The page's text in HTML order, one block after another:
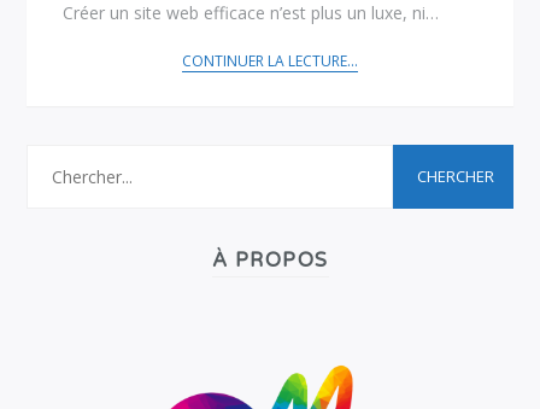
Créer un site web efficace n’est plus un luxe, ni…
CONTINUER LA LECTURE...
À PROPOS